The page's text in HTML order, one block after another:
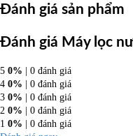
Đánh giá sản phẩm
Đánh giá Máy lọc
5 0% | 0 đánh giá
4 0% | 0 đánh giá
3 0% | 0 đánh giá
2 0% | 0 đánh giá
1 0% | 0 đánh giá